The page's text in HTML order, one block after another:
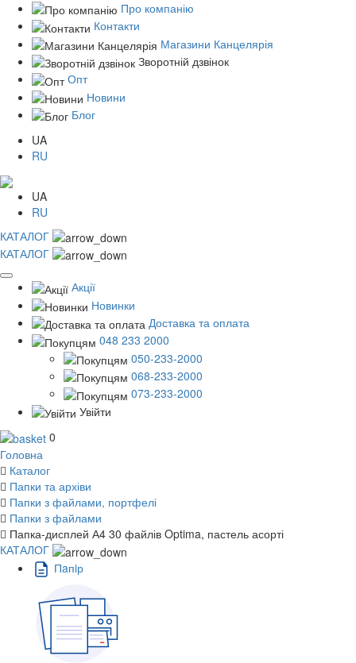
Про компанію
Контакти
Магазини Канцелярія
Зворотній дзвінок
Опт
Новини
Блог
UA
RU
UA
RU
КАТАЛОГ
КАТАЛОГ
Акції
Новинки
Доставка та оплата
048 233 2000
050-233-2000
068-233-2000
073-233-2000
Увійти
0
Головна
Каталог
Папки та архіви
Папки з файлами, портфелі
Папки з файлами
Папка-дисплей А4 30 файлів Optima, пастель асорті
КАТАЛОГ
Пaпiр